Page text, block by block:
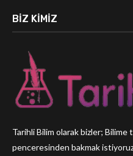
BIZ KIMIZ
Tarihli Bilim olarak bizler;
penceresinden bakmak